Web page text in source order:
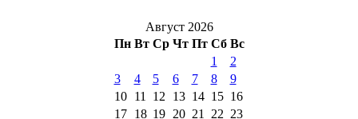
Август 2026
Пн Вт Ср Чт Пт Сб Вс
1
2
3
4 5 6 7 8
9
10
11 12 13 14 15 16
17
18 19 20 21 22 23